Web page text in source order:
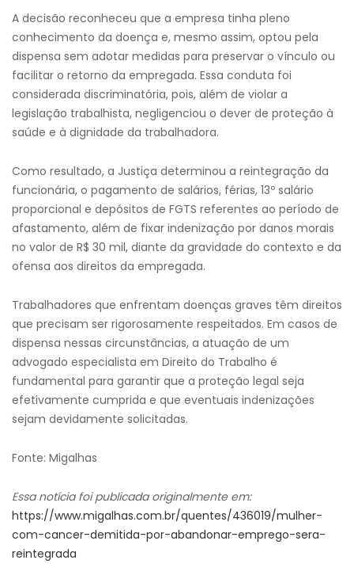
A decisão reconheceu que a empresa tinha pleno
conhecimento da doença e, mesmo assim, optou pela
dispensa sem adotar medidas para preservar o vínculo ou
facilitar o retorno da empregada. Essa conduta foi
considerada discriminatória, pois, além de violar a
legislação trabalhista, negligenciou o dever de proteção à
saúde e à dignidade da trabalhadora.
Como resultado, a Justiça determinou a reintegração da
funcionária, o pagamento de salários, férias, 13º salário
proporcional e depósitos de FGTS referentes ao período de
afastamento, além de fixar indenização por danos morais
no valor de R$ 30 mil, diante da gravidade do contexto e da
ofensa aos direitos da empregada.
Trabalhadores que enfrentam doenças graves têm direitos
que precisam ser rigorosamente respeitados. Em casos de
dispensa nessas circunstâncias, a atuação de um
advogado especialista em Direito do Trabalho é
fundamental para garantir que a proteção legal seja
efetivamente cumprida e que eventuais indenizações
sejam devidamente solicitadas.
Fonte: Migalhas
Essa notícia foi publicada originalmente em:
https://www.migalhas.com.br/quentes/436019/mulher-
com-cancer-demitida-por-abandonar-emprego-sera-
reintegrada